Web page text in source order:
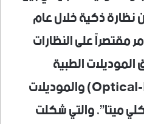
من 7.4 مليون نظارة ذكية خلال عام
مقتصراً على النظارات
الطبية
الشفافة (Optical-First Styles) والموديلات
ميتا”، والتي شكلت